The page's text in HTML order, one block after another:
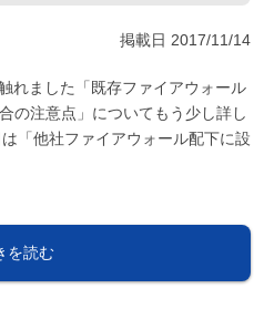
掲載日 2017/11/14
れました「既存ファイアウォール
の注意点」についてもう少し詳し
「他社ファイアウォール配下に設
を読む